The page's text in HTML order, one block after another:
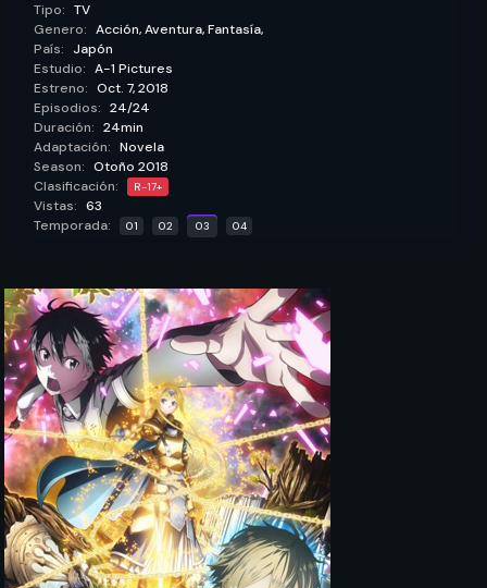
Tipo: TV
Genero: Acción,Aventura,Fantasía,
País:
Japón
Estudio: A-1 Pictures
Estreno: Oct. 7, 2018
Episodios: 24/24
Duración: 24min
Adaptación: Novela
Season: Otoño 2018
Clasificación:
R-17+
Vistas: 63
Temporada:
01 02 03 04